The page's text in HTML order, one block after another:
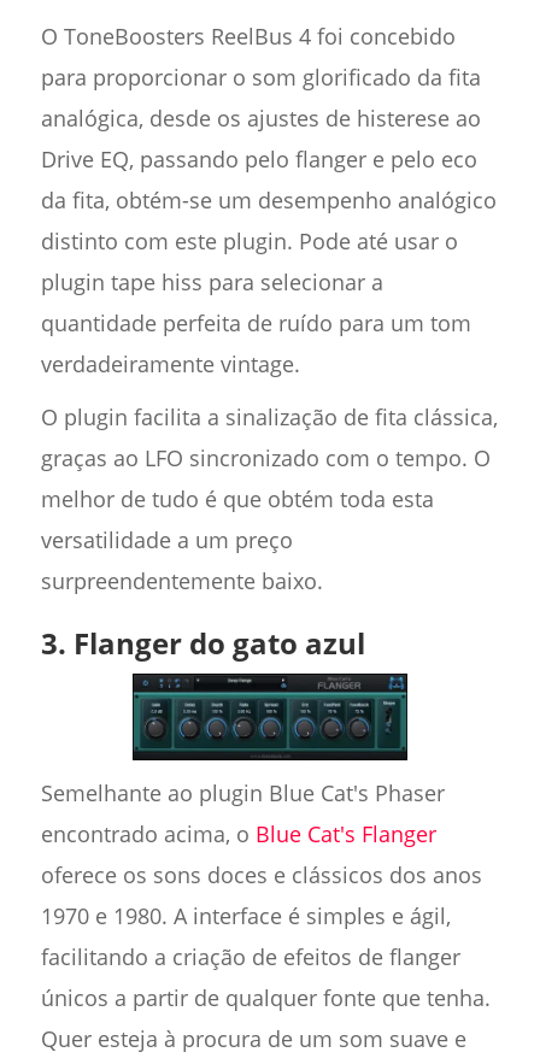
O ToneBoosters ReelBus 4 foi concebido
para proporcionar o som glorificado da fita
analógica, desde os ajustes de histerese ao
Drive EQ, passando pelo flanger e pelo eco
da fita, obtém-se um desempenho analógico
distinto com este plugin. Pode até usar o
plugin tape hiss para selecionar a
quantidade perfeita de ruído para um tom
verdadeiramente vintage.
O plugin facilita a sinalização de fita clássica,
graças ao LFO sincronizado com o tempo. O
melhor de tudo é que obtém toda esta
versatilidade a um preço
surpreendentemente baixo.
3. Flanger do gato azul
Semelhante ao plugin Blue Cat's Phaser
encontrado acima, o Blue Cat's Flanger
oferece os sons doces e clássicos dos anos
1970 e 1980. A interface é simples e ágil,
facilitando a criação de efeitos de flanger
únicos a partir de qualquer fonte que tenha.
Quer esteja à procura de um som suave e